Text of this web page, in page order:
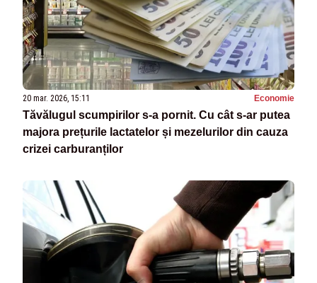
20 mar. 2026, 15:11 Economie
Tăvălugul scumpirilor s-a pornit. Cu cât s-ar putea
majora prețurile lactatelor și mezelurilor din cauza
crizei carburanților